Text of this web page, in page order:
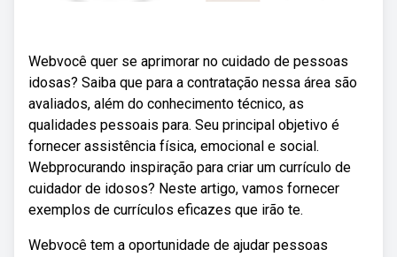
Webvocê quer se aprimorar no cuidado de pessoas
idosas? Saiba que para a contratação nessa área são
avaliados, além do conhecimento técnico, as
qualidades pessoais para. Seu principal objetivo é
fornecer assistência física, emocional e social.
Webprocurando inspiração para criar um currículo de
cuidador de idosos? Neste artigo, vamos fornecer
exemplos de currículos eficazes que irão te.
Webvocê tem a oportunidade de ajudar pessoas